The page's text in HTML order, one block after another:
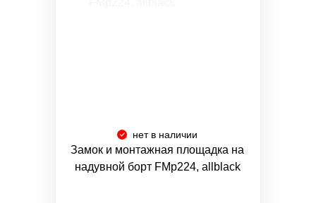
нет в наличии
Замок и монтажная площадка на
надувной борт FMp224, allblack